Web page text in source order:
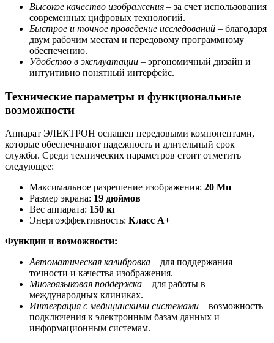
Высокое качество изображения – за счет использования
современных цифровых технологий.
Быстрое и точное проведение исследований – благодаря
двум рабочим местам и передовому программному
обеспечению.
Удобство в эксплуатации – эргономичный дизайн и
интуитивно понятный интерфейс.
Технические параметры и функциональные
возможности
Аппарат ЭЛЕКТРОН оснащен передовыми компонентами,
которые обеспечивают надежность и длительный срок
службы. Среди технических параметров стоит отметить
следующее:
Максимальное разрешение изображения: 20 Мп
Размер экрана: 19 дюймов
Вес аппарата: 150 кг
Энергоэффективность: Класс А+
Функции и возможности:
Автоматическая калибровка – для поддержания
точности и качества изображения.
Многоязыковая поддержка – для работы в
международных клиниках.
Интеграция с медицинскими системами – возможность
подключения к электронным базам данных и
информационным системам.